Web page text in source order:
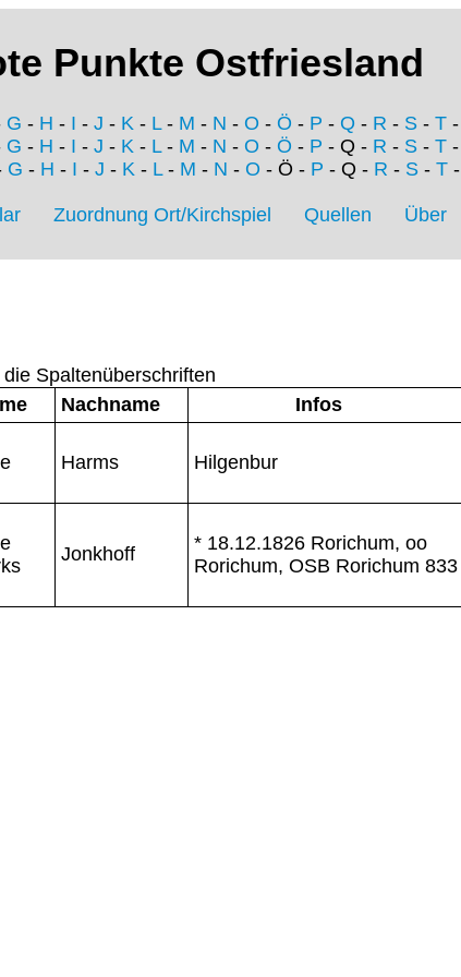
Punkte Ostfriesland
G - H - I - J - K - L- M - N - O - Ö - P - Q - R - S - T -
G - H - I - J - K - L- M - N - O - Ö - P - Q - R - S - T -
G - H - I - J - K- L- M - N - O - Ö - P - Q - R - S- T-
Zuordnung Ort/Kirchspiel Quellen Über
Spaltenüberschriften
Nachname Infos
Harms Hilgenbur
Jonkhoff
* 18.12.1826 Rorichum, oo
Rorichum, OSB Rorichum 833